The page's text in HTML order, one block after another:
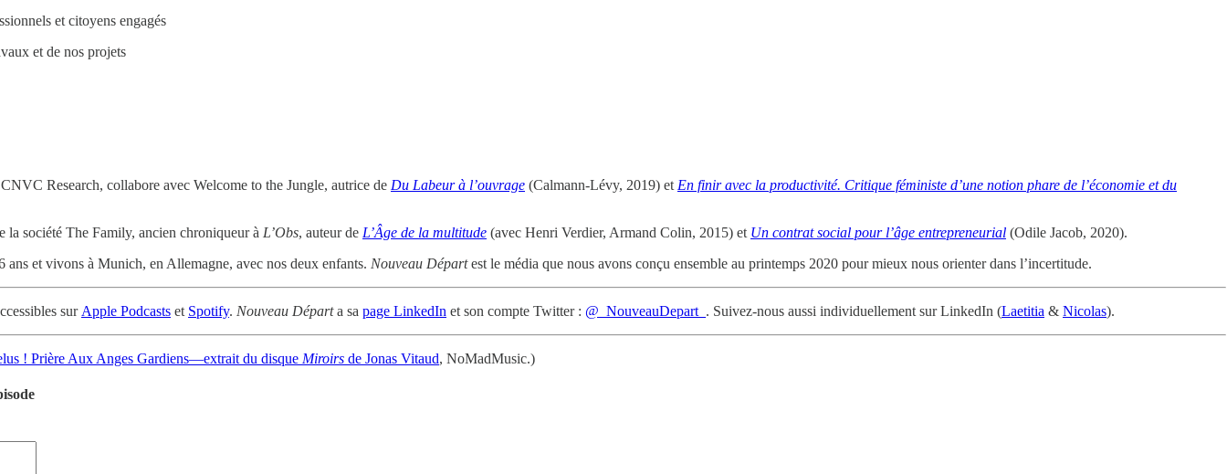
et citoyens engagés
et de nos projets
Research, collabore avec Welcome to the Jungle, autrice de Du Labeur à l’ouvrage (Calmann-Lévy, 2019) et En finir avec la productivité. Critique féministe d’une notion phare de l’économie et du
la société The Family, ancien chroniqueur à L’Obs, auteur de L’Âge de la multitude (avec Henri Verdier, Armand Colin, 2015) et Un contrat social pour l’âge entrepreneurial (Odile Jacob, 2020).
ans et vivons à Munich, en Allemagne, avec nos deux enfants. Nouveau Départest le média que nous avons conçu ensemble au printemps 2020 pour mieux nous orienter dans l’incertitude.
sur Apple Podcasts et Spotify. Nouveau Départa sa page LinkedIn et son compte Twitter : @_NouveauDepart_ . Suivez-nous aussi individuellement sur LinkedIn (Laetitia & Nicolas).
! Prière Aux Anges Gardiens—extrait du disque Miroirs de Jonas Vitaud, NoMadMusic.)